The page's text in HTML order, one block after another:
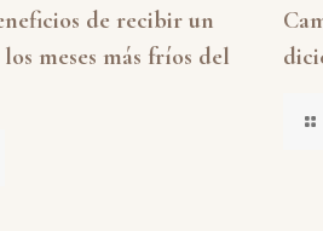
de recibir un
meses más fríos del